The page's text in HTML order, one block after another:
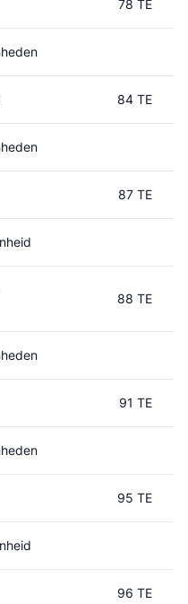
78 TE
84 TE
87 TE
88 TE
91 TE
95 TE
96 TE